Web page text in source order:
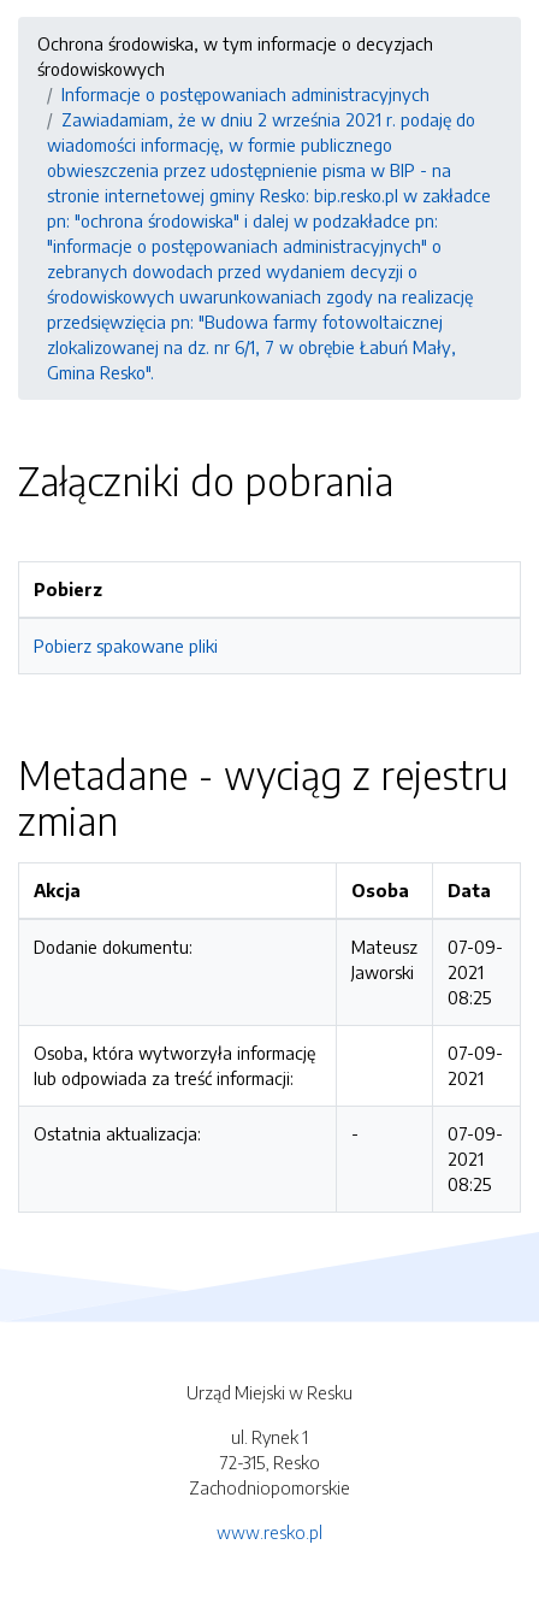
Ochrona środowiska, w tym informacje o decyzjach
środowiskowych
Informacje o postępowaniach administracyjnych
Zawiadamiam, że w dniu 2 września 2021 r. podaję do
wiadomości informację, w formie publicznego
obwieszczenia przez udostępnienie pisma w BIP - na
stronie internetowej gminy Resko: bip.resko.pl w zakładce
pn: "ochrona środowiska" i dalej w podzakładce pn:
"informacje o postępowaniach administracyjnych" o
zebranych dowodach przed wydaniem decyzji o
środowiskowych uwarunkowaniach zgody na realizację
przedsięwzięcia pn: "Budowa farmy fotowoltaicznej
zlokalizowanej na dz. nr 6/1, 7 w obrębie Łabuń Mały,
Gmina Resko".
Załączniki do pobrania
Pobierz
Pobierz spakowane pliki
Metadane - wyciąg z rejestru
zmian
Akcja Osoba Data
Dodanie dokumentu:
Mateusz
Jaworski
07-09-
2021
08:25
Osoba, która wytworzyła informację
lub odpowiada za treść informacji:
07-09-
2021
Ostatnia aktualizacja: -
07-09-
2021
08:25
Urząd Miejski w Resku
ul. Rynek 1
72-315, Resko
Zachodniopomorskie
www.resko.pl